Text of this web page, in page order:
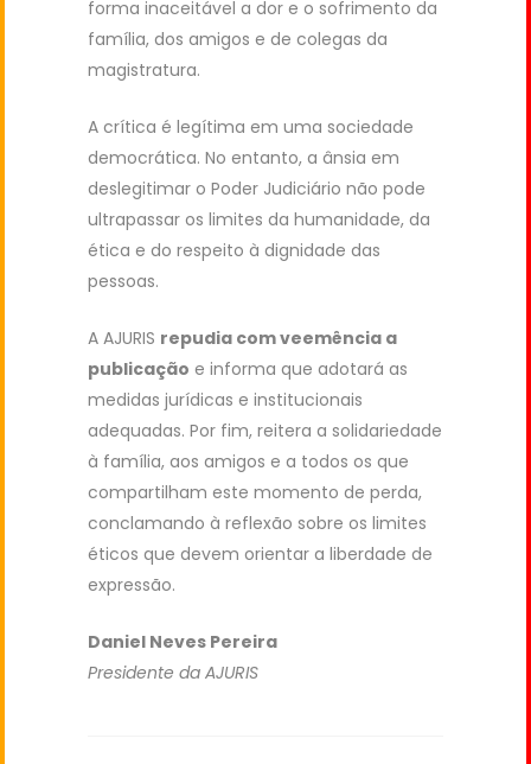
forma inaceitável a dor e o sofrimento da
família, dos amigos e de colegas da
magistratura.
A crítica é legítima em uma sociedade
democrática. No entanto, a ânsia em
deslegitimar o Poder Judiciário não pode
ultrapassar os limites da humanidade, da
ética e do respeito à dignidade das
pessoas.
A AJURIS repudia com veemência a
publicação e informa que adotará as
medidas jurídicas e institucionais
adequadas. Por fim, reitera a solidariedade
à família, aos amigos e a todos os que
compartilham este momento de perda,
conclamando à reflexão sobre os limites
éticos que devem orientar a liberdade de
expressão.
Daniel Neves Pereira
Presidente da AJURIS